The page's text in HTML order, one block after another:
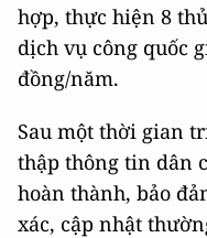
hợp, thực hiện 8
dịch vụ công quốc
đồng/năm.
Sau một thời gian
thập thông tin dân
hoàn thành, bảo
xác, cập nhật